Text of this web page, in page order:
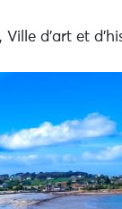
Ville d'art et